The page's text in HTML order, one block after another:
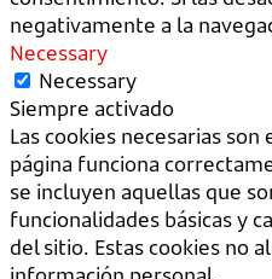
negativamente a la
Necessary
Necessary
Siempre activado
Las cookies necesarias son
página funciona
se incluyen aquellas que
funcionalidades básicas y
del sitio. Estas cookies no